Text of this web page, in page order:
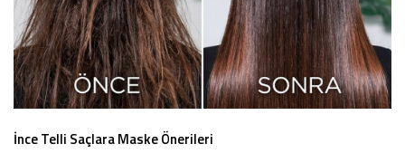
İnce Telli Saçlara Maske Önerileri